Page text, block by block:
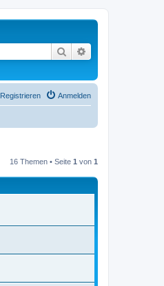
Suche
Anmelden
Registrieren
16 Themen • Seite 1 von 1